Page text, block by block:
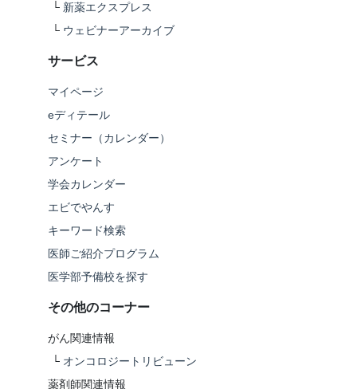
└ 新薬エクスプレス
└ ウェビナーアーカイブ
サービス
マイページ
eディテール
セミナー（カレンダー）
アンケート
学会カレンダー
エビでやんす
キーワード検索
医師ご紹介プログラム
医学部予備校を探す
その他のコーナー
がん関連情報
└ オンコロジートリビューン
薬剤師関連情報